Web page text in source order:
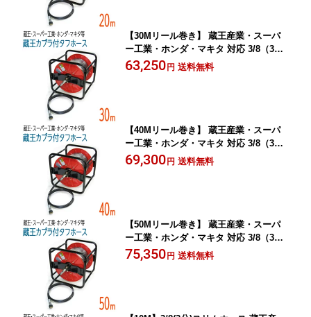
【30Mリール巻き】 蔵王産業・スーパ
ー工業・ホンダ・マキタ 対応 3/8（3
分） 高圧洗浄 タフホース
63,250 円 送料無料
【40Mリール巻き】 蔵王産業・スーパ
ー工業・ホンダ・マキタ 対応 3/8（3
分） 高圧洗浄 タフホース
69,300 円 送料無料
【50Mリール巻き】 蔵王産業・スーパ
ー工業・ホンダ・マキタ 対応 3/8（3
分） 高圧洗浄 タフホース
75,350 円 送料無料